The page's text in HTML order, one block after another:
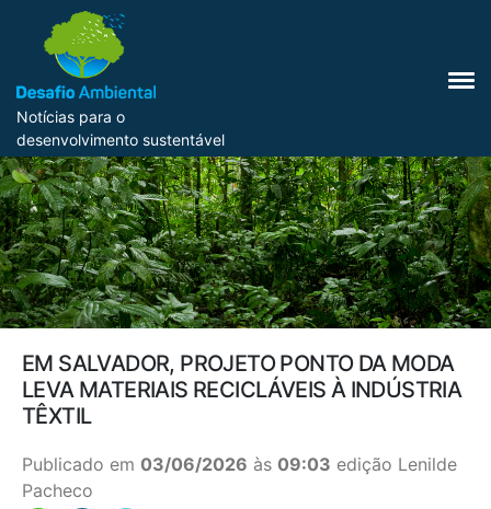
Notícias para o
desenvolvimento sustentável
EM SALVADOR, PROJETO PONTO DA MODA
LEVA MATERIAIS RECICLÁVEIS À INDÚSTRIA
TÊXTIL
Publicado em 03/06/2026 às 09:03 edição Lenilde
Pacheco